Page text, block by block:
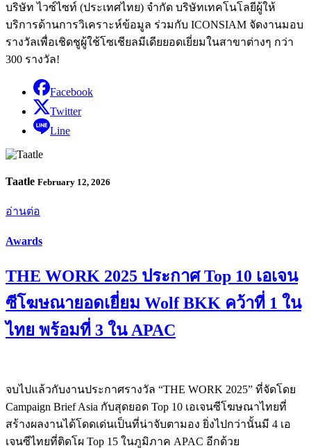
บริษัท ไวซ์ไซท์ (ประเทศไทย) จำกัด บริษัทเทคโนโลยีผู้ให้
บริการด้านการวิเคราะห์ข้อมูล ร่วมกับ ICONSIAM จัดงานมอบ
รางวัลเพื่อเชิดชูผู้ใช้โซเชียลมีเดียยอดเยี่ยมในสาขาต่างๆ กว่า
300 รางวัล!
Facebook
Twitter
Line
Taatle February 12, 2026
อ่านต่อ
Awards
THE WORK 2025 ประกาศ Top 10 เอเจน
ซีโฆษณายอดเยี่ยม Wolf BKK คว้าที่ 1 ใน
ไทย พร้อมที่ 3 ใน APAC
จบไปแล้วกับงานประกาศรางวัล “THE WORK 2025” ที่จัดโดย
Campaign Brief Asia กับสุดยอด Top 10 เอเจนซีโฆษณาไทยที่
สร้างผลงานได้โดดเด่นเป็นที่น่าจับตามอง ยิ่งไปกว่านั้นมี 4 เอ
เจนซีไทยที่ติดโผ Top 15 ในภูมิภาค APAC อีกด้วย